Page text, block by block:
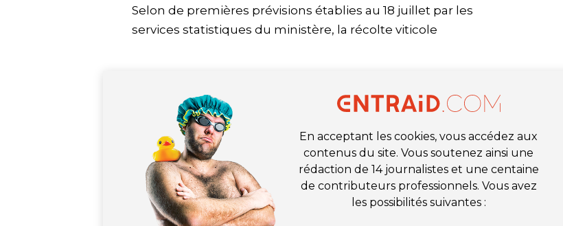
Selon de premières prévisions établies au 18 juillet par les
services statistiques du ministère, la récolte viticole
En acceptant les cookies, vous accédez aux
contenus du site. Vous soutenez ainsi une
rédaction de 14 journalistes et une centaine
de contributeurs professionnels. Vous avez
les possibilités suivantes :